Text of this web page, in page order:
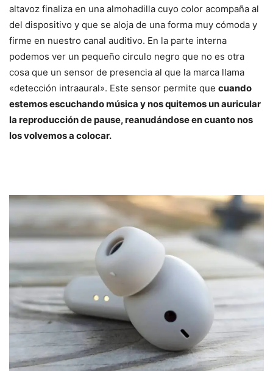
altavoz finaliza en una almohadilla cuyo color acompaña al
del dispositivo y que se aloja de una forma muy cómoda y
firme en nuestro canal auditivo. En la parte interna
podemos ver un pequeño circulo negro que no es otra
cosa que un sensor de presencia al que la marca llama
«detección intraaural». Este sensor permite que cuando
estemos escuchando música y nos quitemos un auricular
la reproducción de pause, reanudándose en cuanto nos
los volvemos a colocar.